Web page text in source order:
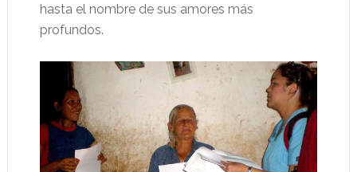
hasta el nombre de sus amores más
profundos.